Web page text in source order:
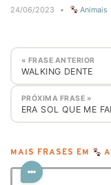
24/06/2023 • Animais
« FRASE ANTERIOR
WALKING DENTE
PRÓXIMA FRASE »
ERA SOL QUE ME
MAIS FRASES EM